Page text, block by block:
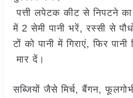
पत्ती लपेटक कीट से निपटने
में 2 सेमी पानी भरें, रस्सी से
टों को पानी में गिराएं, फिर
मार दें।
सब्जियों जैसे मिर्च, बैंगन,